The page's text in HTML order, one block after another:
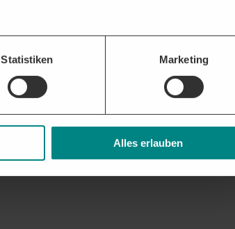
Statistiken Marketing
Alles erlauben